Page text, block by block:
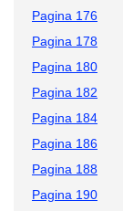
Pagina 176
Pagina 178
Pagina 180
Pagina 182
Pagina 184
Pagina 186
Pagina 188
Pagina 190